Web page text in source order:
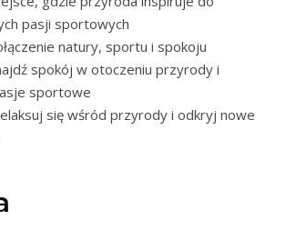
pasji sportowych
natury, sportu i spokoju
spokój w otoczeniu przyrody i
sportowe
się wśród przyrody i odkryj nowe